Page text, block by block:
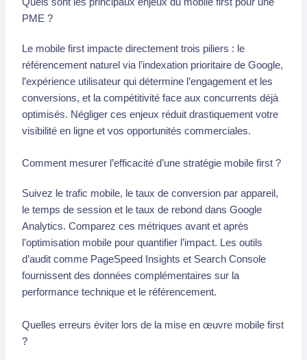
PME ?
Le mobile first impacte directement trois piliers : le
référencement naturel via l’indexation prioritaire de Google,
l’expérience utilisateur qui détermine l’engagement et les
conversions, et la compétitivité face aux concurrents déjà
optimisés. Négliger ces enjeux réduit drastiquement votre
visibilité en ligne et vos opportunités commerciales.
Comment mesurer l’efficacité d’une stratégie mobile first ?
Suivez le trafic mobile, le taux de conversion par appareil,
le temps de session et le taux de rebond dans Google
Analytics. Comparez ces métriques avant et après
l’optimisation mobile pour quantifier l’impact. Les outils
d’audit comme PageSpeed Insights et Search Console
fournissent des données complémentaires sur la
performance technique et le référencement.
Quelles erreurs éviter lors de la mise en œuvre mobile first
?